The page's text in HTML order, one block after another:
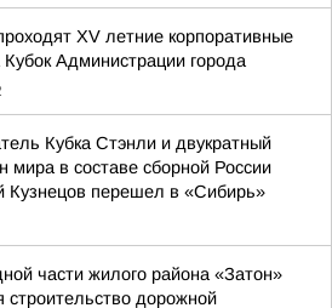
XV летние корпоративные
Кубок Администрации города
Кубка Стэнли и двукратный
мира в составе сборной России
Кузнецов перешел в «Сибирь»
части жилого района «Затон»
строительство дорожной